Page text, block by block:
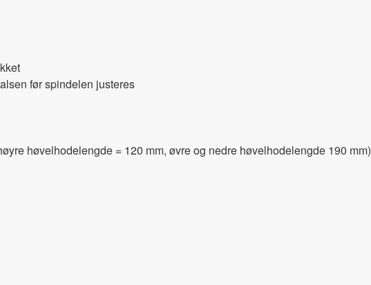
før spindelen justeres
høvelhodelengde = 120 mm, øvre og nedre høvelhodelengde 190 mm)